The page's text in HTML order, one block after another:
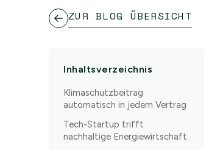
ZUR BLOG ÜBERSICHT
Inhaltsverzeichnis
Klimaschutzbeitrag
automatisch in jedem Vertrag
Tech-Startup trifft
nachhaltige Energiewirtschaft